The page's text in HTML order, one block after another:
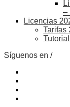
–
Licencias
Tarifas
Síguenos en /